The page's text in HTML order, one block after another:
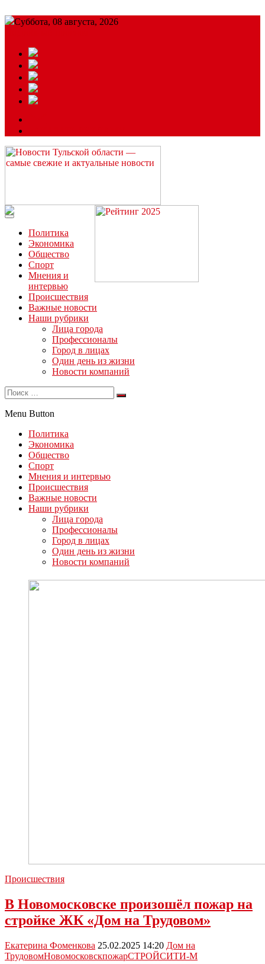
Суббота, 08 августа, 2026
Читайте последние новости дня в Тульской области на сайте
“ЗаНовомосковск”
Политика
Экономика
Общество
Спорт
Мнения и
интервью
Происшествия
Важные новости
Наши рубрики
Лица города
Профессионалы
Город в лицах
Один день из жизни
Новости компаний
Menu Button
Политика
Экономика
Общество
Спорт
Мнения и интервью
Происшествия
Важные новости
Наши рубрики
Лица города
Профессионалы
Город в лицах
Один день из жизни
Новости компаний
Происшествия
В Новомосковске произошёл пожар на
стройке ЖК «Дом на Трудовом»
Екатерина Фоменкова 25.02.2025 14:20 Дом на
ТрудовомНовомосковскпожарСТРОЙСИТИ-М